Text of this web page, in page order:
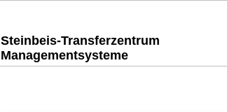
Steinbeis-Transferzentrum
Managementsysteme